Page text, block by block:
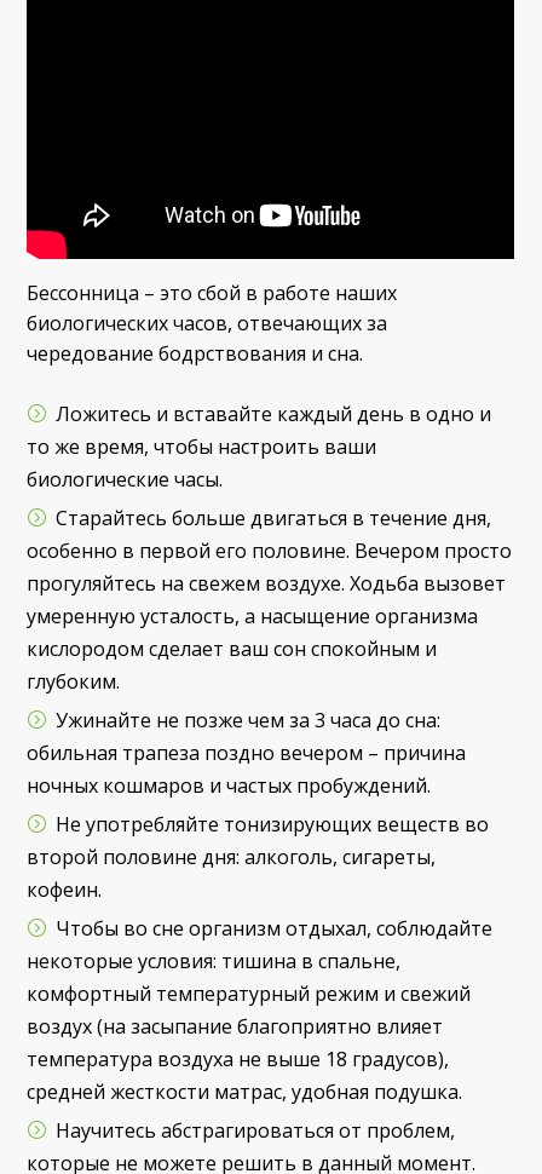
Бессонница – это сбой в работе наших
биологических часов, отвечающих за
чередование бодрствования и сна.
Ложитесь и вставайте каждый день в одно и
то же время, чтобы настроить ваши
биологические часы.
Старайтесь больше двигаться в течение дня,
особенно в первой его половине. Вечером просто
прогуляйтесь на свежем воздухе. Ходьба вызовет
умеренную усталость, а насыщение организма
кислородом сделает ваш сон спокойным и
глубоким.
Ужинайте не позже чем за 3 часа до сна:
обильная трапеза поздно вечером – причина
ночных кошмаров и частых пробуждений.
Не употребляйте тонизирующих веществ во
второй половине дня: алкоголь, сигареты,
кофеин.
Чтобы во сне организм отдыхал, соблюдайте
некоторые условия: тишина в спальне,
комфортный температурный режим и свежий
воздух (на засыпание благоприятно влияет
температура воздуха не выше 18 градусов),
средней жесткости матрас, удобная подушка.
Научитесь абстрагироваться от проблем,
которые не можете решить в данный момент.